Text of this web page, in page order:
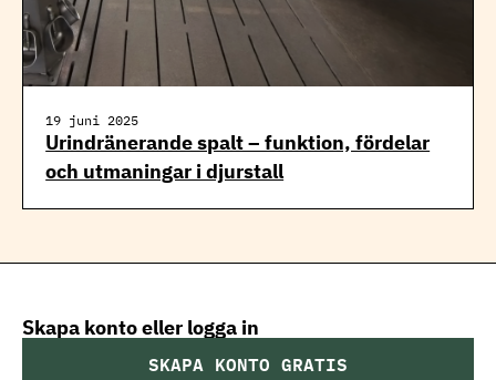
19 juni 2025
Urindränerande spalt – funktion, fördelar
och utmaningar i djurstall
Skapa konto eller logga in
SKAPA KONTO GRATIS